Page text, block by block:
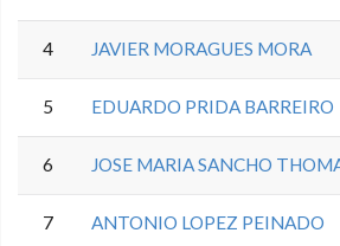
4 JAVIER MORAGUES MORA
5 EDUARDO PRIDA BARREIRO
6 JOSE MARIA SANCHO
7 ANTONIO LOPEZ PEINADO